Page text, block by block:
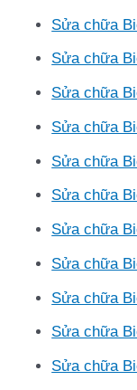
Sửa chữa
Sửa chữa
Sửa chữa
Sửa chữa
Sửa chữa
Sửa chữa
Sửa chữa
Sửa chữa
Sửa chữa
Sửa chữa
Sửa chữa